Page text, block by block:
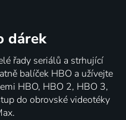
dárek
řady seriálů a strhující
balíček HBO a užívejte
HBO, HBO 2, HBO 3,
do obrovské videotéky